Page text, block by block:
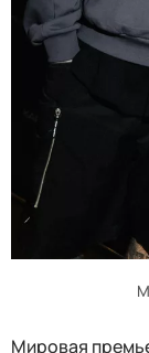
Мировая